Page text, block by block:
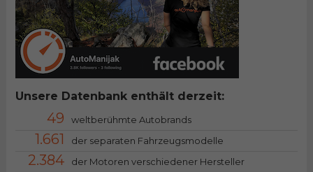
Unsere Datenbank enthält derzeit:
49 weltberühmte Autobrands
1.661 der separaten Fahrzeugsmodelle
2.384 der Motoren verschiedener Hersteller